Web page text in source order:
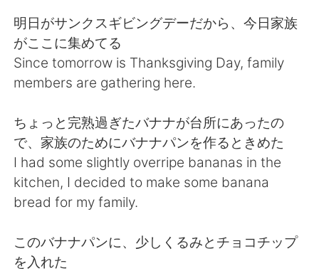
English 简体中文
繁體中文 Español
Deutsch 日本語
한국어 Русский
ไทย Indonesia
Italiano Tiếng Việt
明日がサンクスギビングデーだから、今日家族
がここに集めてる
Since tomorrow is Thanksgiving Day, family
members are gathering here.
ちょっと完熟過ぎたバナナが台所にあったの
で、家族のためにバナナパンを作るときめた
I had some slightly overripe bananas in the
kitchen, I decided to make some banana
bread for my family.
このバナナパンに、少しくるみとチョコチップ
を入れた